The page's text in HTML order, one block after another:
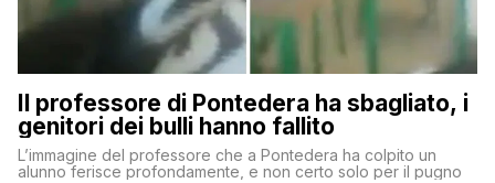
Il professore di Pontedera ha sbagliato, i
genitori dei bulli hanno fallito
L’immagine del professore che a Pontedera ha colpito un
alunno ferisce profondamente, e non certo solo per il pugno